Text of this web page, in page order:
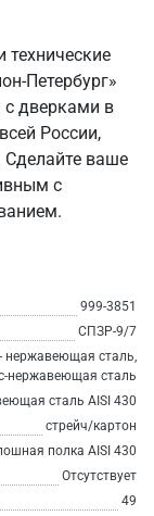
Петербург»
с дверками в
России,
Сделайте ваше
с
999-3851
СПЗР-9/7
нержавеющая сталь,
нержавеющая сталь
сталь AISI 430
стрейч/картон
полка AISI 430
Отсутствует
49